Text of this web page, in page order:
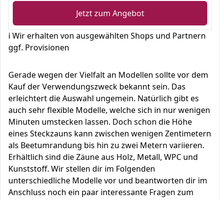
Jetzt zum Angebot
ℹ️ Wir erhalten von ausgewählten Shops und Partnern
ggf. Provisionen
Gerade wegen der Vielfalt an Modellen sollte vor dem
Kauf der Verwendungszweck bekannt sein. Das
erleichtert die Auswahl ungemein. Natürlich gibt es
auch sehr flexible Modelle, welche sich in nur wenigen
Minuten umstecken lassen. Doch schon die Höhe
eines Steckzauns kann zwischen wenigen Zentimetern
als Beetumrandung bis hin zu zwei Metern variieren.
Erhältlich sind die Zäune aus Holz, Metall, WPC und
Kunststoff. Wir stellen dir im Folgenden
unterschiedliche Modelle vor und beantworten dir im
Anschluss noch ein paar interessante Fragen zum